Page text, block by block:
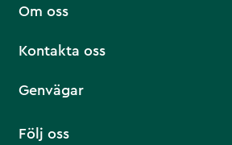
Om oss
Kontakta oss
Genvägar
Följ oss